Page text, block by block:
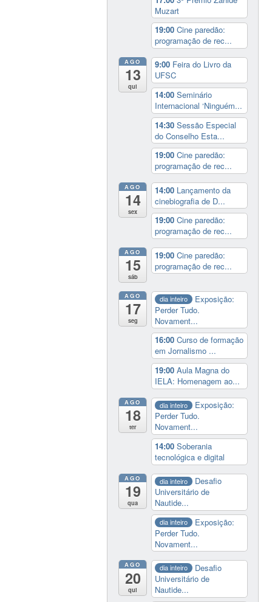
Muzart
19:00Cine paredão:
programação de rec...
AGO
13
qui
9:00 Feira do Livro da
UFSC
14:00Seminário
Internacional ‘Ninguém...
14:30Sessão Especial
do Conselho Esta...
19:00Cine paredão:
programação de rec...
AGO
14
sex
14:00 Lançamento da
cinebiografia de D...
19:00Cine paredão:
programação de rec...
AGO
15
sáb
19:00Cine paredão:
programação de rec...
AGO
17
seg
dia inteiro
Exposição:
Perder Tudo.
Novament...
16:00Curso de formação
em Jornalismo ...
19:00Aula Magna do
IELA: Homenagem ao...
AGO
18
ter
dia inteiro
Exposição:
Perder Tudo.
Novament...
14:00Soberania
tecnológica e digital
AGO
19
qua
dia inteiro
Desafio
Universitário de
Nautide...
dia inteiro
Exposição:
Perder Tudo.
Novament...
AGO
20
qui
dia inteiro
Desafio
Universitário de
Nautide...